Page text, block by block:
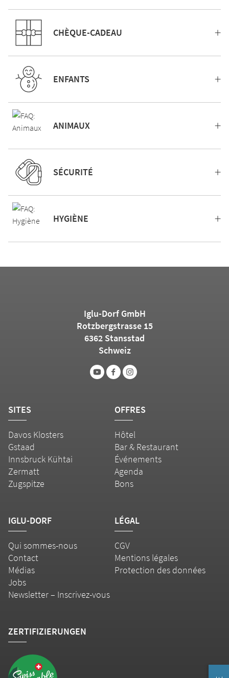
CHÈQUE-CADEAU
ENFANTS
ANIMAUX
SÉCURITÉ
HYGIÈNE
Iglu-Dorf GmbH
Rotzbergstrasse 15
6362 Stansstad
Schweiz
SITES
Davos Klosters
Gstaad
Innsbruck Kühtai
Zermatt
Zugspitze
OFFRES
Hôtel
Bar & Restaurant
Événements
Agenda
Bons
IGLU-DORF
Qui sommes-nous
Contact
Médias
Jobs
Newsletter – Inscrivez-vous
LÉGAL
CGV
Mentions légales
Protection des données
ZERTIFIZIERUNGEN